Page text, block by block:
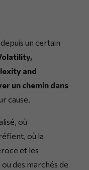
un certain
and
un chemin dans
cause.
où
où la
et les
des marchés de